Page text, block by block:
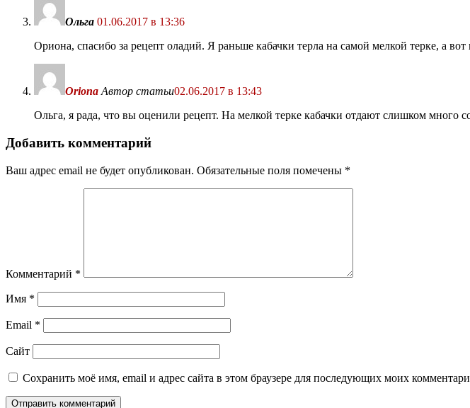
Ольга 01.06.2017 в 13:36
Ориона, спасибо за рецепт оладий. Я раньше кабачки терла на самой мелкой терке, а
Oriona Автор статьи02.06.2017 в 13:43
Ольга, я рада, что вы оценили рецепт. На мелкой терке кабачки отдают слишком много
Добавить комментарий
Ваш адрес email не будет опубликован. Обязательные поля помечены *
Комментарий *
Имя *
Email *
Сайт
Сохранить моё имя, email и адрес сайта в этом браузере для последующих моих